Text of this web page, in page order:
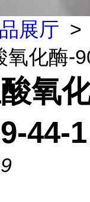
展厅 >
氧化酶-
氧
44-1